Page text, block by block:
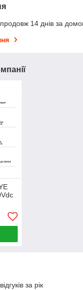
14 днів за
за рік